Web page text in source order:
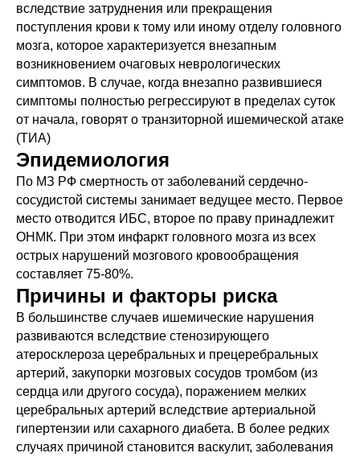
вследствие затруднения или прекращения
поступления крови к тому или иному отделу головного
мозга, которое характеризуется внезапным
возникновением очаговых неврологических
симптомов. В случае, когда внезапно развившиеся
симптомы полностью регрессируют в пределах суток
от начала, говорят о транзиторной ишемической атаке
(ТИА)
Эпидемиология
По МЗ РФ смертность от заболеваний сердечно-
сосудистой системы занимает ведущее место. Первое
место отводится ИБС, второе по праву принадлежит
ОНМК. При этом инфаркт головного мозга из всех
острых нарушений мозгового кровообращения
составляет 75-80%.
Причины и факторы риска
В большинстве случаев ишемические нарушения
развиваются вследствие стенозирующего
атеросклероза церебральных и прецеребральных
артерий, закупорки мозговых сосудов тромбом (из
сердца или другого сосуда), поражением мелких
церебральных артерий вследствие артериальной
гипертензии или сахарного диабета. В более редких
случаях причиной становится васкулит, заболевания